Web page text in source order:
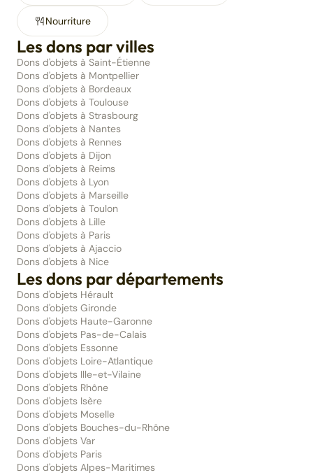
Nourriture
Les dons par villes
Dons d'objets à Saint-Étienne
Dons d'objets à Montpellier
Dons d'objets à Bordeaux
Dons d'objets à Toulouse
Dons d'objets à Strasbourg
Dons d'objets à Nantes
Dons d'objets à Rennes
Dons d'objets à Dijon
Dons d'objets à Reims
Dons d'objets à Lyon
Dons d'objets à Marseille
Dons d'objets à Toulon
Dons d'objets à Lille
Dons d'objets à Paris
Dons d'objets à Ajaccio
Dons d'objets à Nice
Les dons par départements
Dons d'objets Hérault
Dons d'objets Gironde
Dons d'objets Haute-Garonne
Dons d'objets Pas-de-Calais
Dons d'objets Essonne
Dons d'objets Loire-Atlantique
Dons d'objets Ille-et-Vilaine
Dons d'objets Rhône
Dons d'objets Isère
Dons d'objets Moselle
Dons d'objets Bouches-du-Rhône
Dons d'objets Var
Dons d'objets Paris
Dons d'objets Alpes-Maritimes